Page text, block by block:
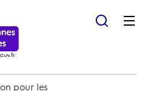
pour les